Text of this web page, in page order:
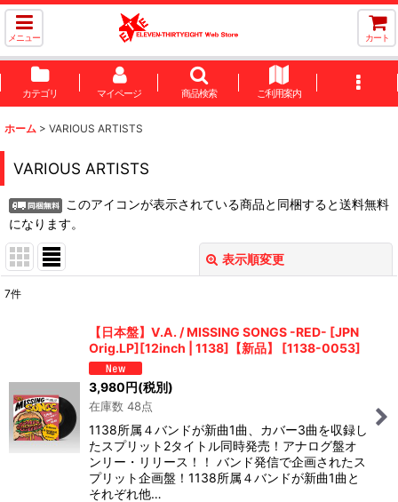
メニュー カート
カテゴリ マイページ 商品検索 ご利用案内
ホーム > VARIOUS ARTISTS
VARIOUS ARTISTS
このアイコンが表示されている商品と同梱すると送料無料
になります。
表示順変更
7件
【日本盤】V.A. / MISSING SONGS -RED- [JPN
Orig.LP][12inch | 1138]【新品】
[1138-0053]
3,980円(税別)
在庫数 48点
1138所属４バンドが新曲1曲、カバー3曲を収録し
たスプリット2タイトル同時発売！アナログ盤オ
ンリー・リリース！！ バンド発信で企画されたス
プリット企画盤！1138所属４バンドが新曲1曲と
それぞれ他…